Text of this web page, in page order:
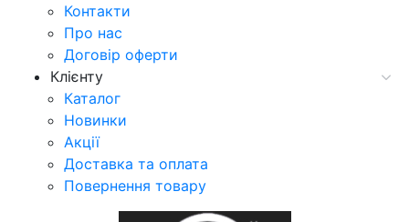
Контакти
Про нас
Договір оферти
Клієнту
Каталог
Новинки
Акції
Доставка та оплата
Повернення товару